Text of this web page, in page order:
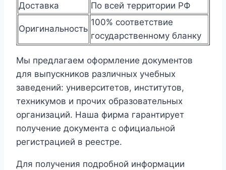
Доставка
По всей территории РФ
Оригинальность
100% соответствие
государственному бланку
Мы предлагаем оформление документов
для выпускников различных учебных
заведений: университетов, институтов,
техникумов и прочих образовательных
организаций. Наша фирма гарантирует
получение документа с официальной
регистрацией в реестре.
Для получения подробной информации